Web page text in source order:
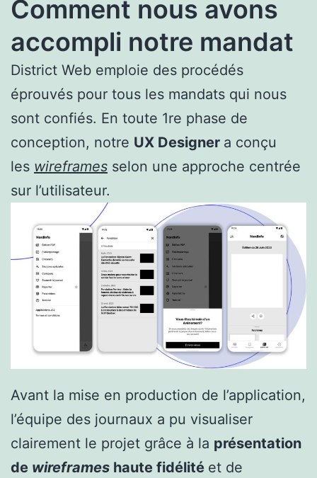
Comment nous avons
accompli notre mandat
District Web emploie des procédés
éprouvés pour tous les mandats qui nous
sont confiés. En toute 1re phase de
conception, notre UX Designer a conçu
les wireframes selon une approche centrée
sur l’utilisateur.
Avant la mise en production de l’application,
l’équipe des journaux a pu visualiser
clairement le projet grâce à la présentation
de wireframes haute fidélité et de